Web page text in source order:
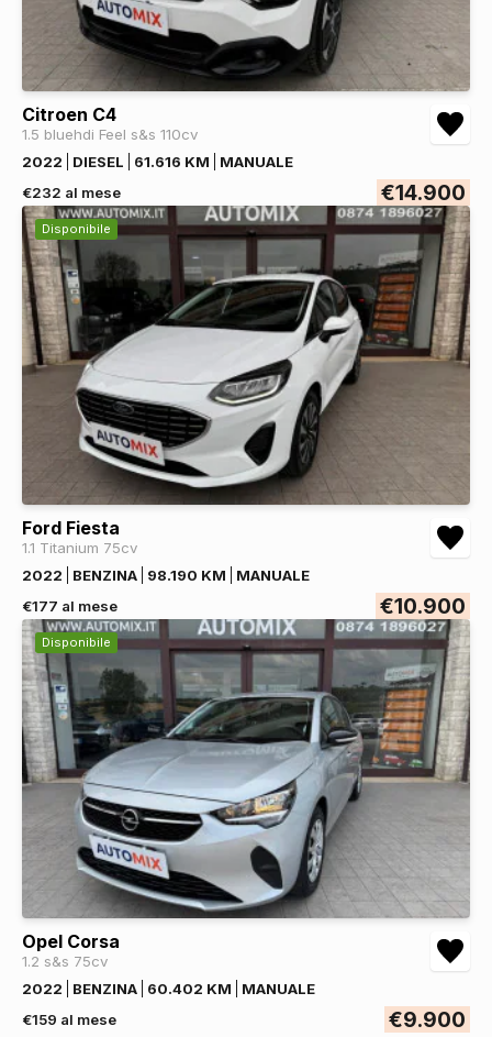
Citroen C4
1.5 bluehdi Feel s&s 110cv
2022
DIESEL 61.616 KM
MANUALE
€232 al mese
€14.900
Disponibile
Ford Fiesta
1.1 Titanium 75cv
2022
BENZINA 98.190 KM
MANUALE
€177 al mese
€10.900
Disponibile
Opel Corsa
1.2 s&s 75cv
2022
BENZINA 60.402 KM
MANUALE
€159 al mese
€9.900